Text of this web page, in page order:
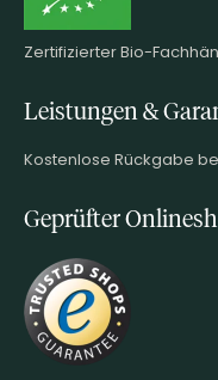
Zertifizierter Bio-
Leistungen &
Kostenlose Rückgabe
Geprüfter